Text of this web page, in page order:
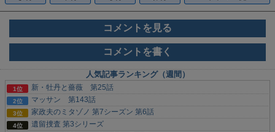
コメントを見る
コメントを書く
人気記事ランキング（週間）
新・牡丹と薔薇 第25話
マッサン 第143話
家政夫のミタゾノ 第7シーズン 第6話
遺留捜査 第3シリーズ